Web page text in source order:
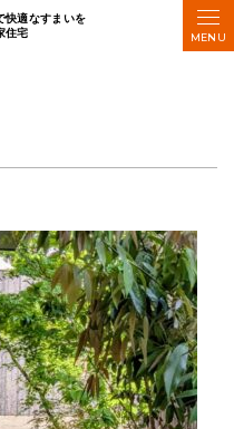
快適なすまいを
住宅